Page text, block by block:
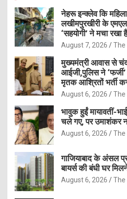
नेहरू इन्क्लेव कि
लखीमपुरखीरी के
‘सहयोगी’ ने मचा
August 7, 2026 The
मुख्यमंत्री आवास से
आईजी,पुलिस ने ‘फर्जी’
मृतक आश्रितों भर्ती
August 6, 2026 The
भावुक हुईं मायावतीं-
चले गए, पर उमाशंकर
August 6, 2026 The
गाजियाबाद के अंसल
बायर्स की बंधी घर
August 6, 2026 The